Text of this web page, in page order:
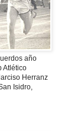
año
Atlético
Herranz
Isidro,